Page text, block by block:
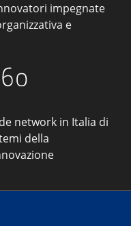
impegnate
e
network in Italia di
della